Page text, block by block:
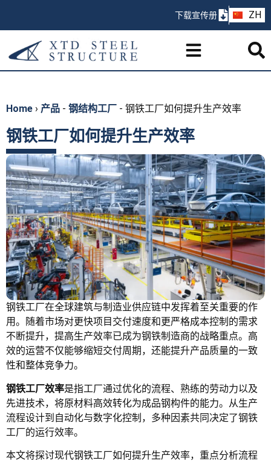
下载宣传册 ZH
PT
Home › 产品 - 钢结构工厂 - 钢铁工厂如何提升生产效率
钢铁工厂如何提升生产效率
钢铁工厂在全球建筑与制造业供应链中发挥着至关重要的作
用。随着市场对更快项目交付速度和更严格成本控制的需求
不断提升，提高生产效率已成为钢铁制造商的战略重点。高
效的运营不仅能够缩短交付周期，还能提升产品质量的一致
性和整体竞争力。
钢铁工厂效率是指工厂通过优化的流程、熟练的劳动力以及
先进技术，将原材料高效转化为成品钢构件的能力。从生产
流程设计到自动化与数字化控制，多种因素共同决定了钢铁
工厂的运行效率。
本文将探讨现代钢铁工厂如何提升生产效率，重点分析流程